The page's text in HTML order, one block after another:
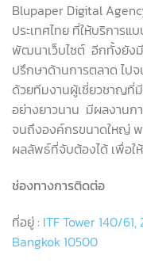
Blupaper Digital
ประเทศไทย ที่ให้บริการ
พัฒนาเว็บไซต์ อีกทั้งยัง
ปรึกษาด้านการตลาด ไป
ด้วยทีมงานผู้เชี่ยวชาญที่
อย่างยาวนาน มีผลงานก
จนถึงองค์กรขนาดใหญ่
ผลลัพธ์ที่จับต้องได้ เพื่อใ
ช่องทางการติดต่อ
ที่อยู่: ITF Tower 140/
Bangkok 10500